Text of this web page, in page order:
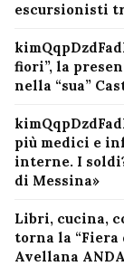
escursionisti
fiori”, la
nella “sua”
più medici e
interne. I
di Messina»
Libri, cucina,
torna la “Fiera
Avellana